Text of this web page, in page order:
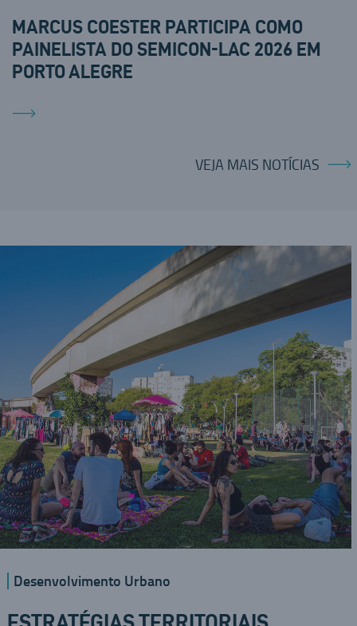
MARCUS COESTER PARTICIPA COMO
PAINELISTA DO SEMICON-LAC 2026 EM
PORTO ALEGRE
VEJA MAIS NOTÍCIAS
Desenvolvimento Urbano